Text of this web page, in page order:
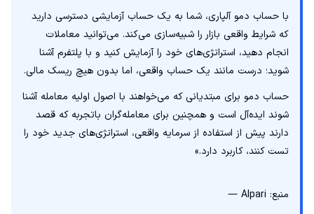
با حساب دمو آلپاری، شما به یک حساب آزمایشی دسترسی دارید
که شرایط واقعی بازار را شبیه‌سازی می‌کند. می‌توانید معاملات
انجام دهید، استراتژی‌های خود را آزمایش کنید و با پلتفرم آشنا
شوید؛ درست مانند یک حساب واقعی، اما بدون هیچ ریسک مالی.
حساب دمو برای مبتدیانی که می‌خواهند با اصول اولیه معامله آشنا
شوند ایده‌آل است و همچنین برای معامله‌گران باتجربه که قصد
دارند پیش از استفاده از سرمایه واقعی، استراتژی‌های جدید خود را
تست کنند، کاربرد دارد.»
منبع: Alpari —